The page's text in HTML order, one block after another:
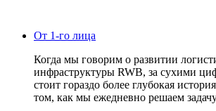
От 1-го лица
Когда мы говорим о развитии
инфраструктуры RWB, за сухими
стоит гораздо более глубокая
том, как мы ежедневно решаем